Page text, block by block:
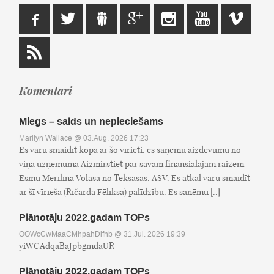
Komentāri
Miegs – salds un nepieciešams
Marilyn Wallace @ 03.Aug, 2026 17:23
Es varu smaidīt kopā ar šo vīrieti, es saņēmu aizdevumu no
viņa uzņēmuma Aizmirstiet par savām finansiālajām raizēm
Esmu Merilina Volasa no Teksasas, ASV. Es atkal varu smaidīt
ar šī vīrieša (Ričarda Fēliksa) palīdzību. Es saņēmu [..]
Plānotāju 2022.gadam TOPs
OOWcCwMaaCMhpahDifnb @ 31.Jūl, 2026 19:39
yiWCAdqaBaJpbgmdaUR
Plānotāju 2022.gadam TOPs